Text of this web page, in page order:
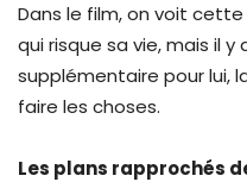
Dans le film, on voit
qui risque sa vie, mais il y
supplémentaire pour lui,
faire les choses.
Les plans rapprochés